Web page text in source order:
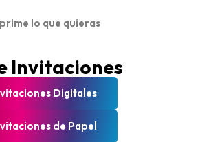
lo que quieras
Invitaciones
Digitales
de Papel